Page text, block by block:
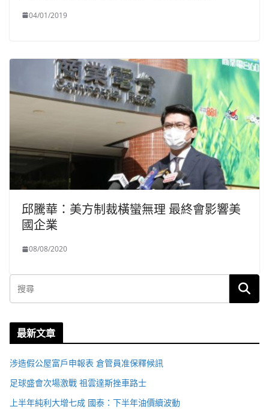
04/01/2019
邱騰華：美方制裁橫蠻無理 最終會影響美
國企業
08/08/2020
最新文章
涉造假公屋富戶申報表 倉管員准保釋候訊
足球盛會次場激戰 祖雲達斯挫車路士
上半年純利大增七成 國泰：下半年油價續波動